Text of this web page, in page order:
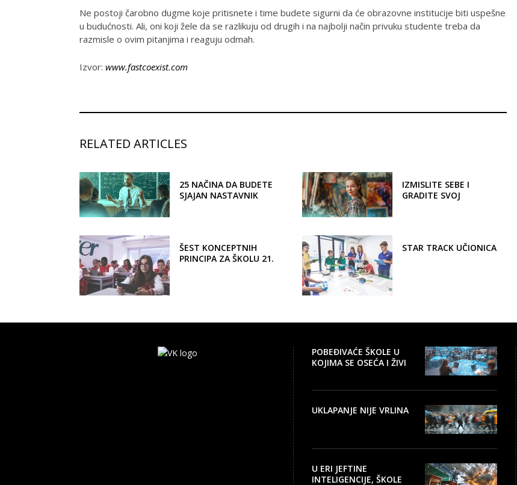
Ne postoji čarobno dugme koje pritisnete i time budete sigurni da će obrazovne institucije biti uspešne
u budućnosti. Ali, oni koji žele da se razlikuju od drugih i na najbolji način privuku studente treba da
razmisle o ovim pitanjima i reaguju odmah.
Izvor: www.fastcoexist.com
RELATED ARTICLES
25 NAČINA DA BUDETE
SJAJAN NASTAVNIK
IZMISLITE SEBE I
GRADITE SVOJ
ŠEST KONCEPTNIH
PRINCIPA ZA ŠKOLU 21.
STAR TRACK UČIONICA
POBEĐIVAĆE ŠKOLE U
KOJIMA SE OSEĆA I ŽIVI
UKLAPANJE NIJE VRLINA
U ERI JEFTINE
INTELIGENCIJE, ŠKOLE